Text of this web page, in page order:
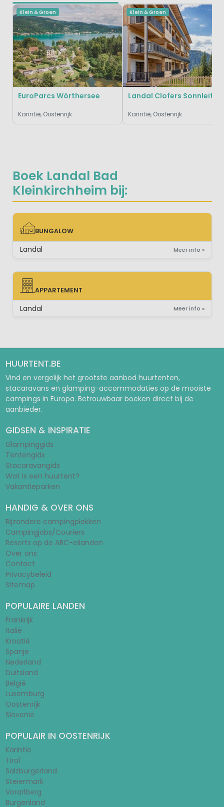
Boek Landal Bad
Kleinkirchheim bij:
BUNGALOW
BUNGALOW
Landal Meer info »
APPARTEMENT
APPARTEMENT
Landal Meer info »
Klein & Groen
EuroParcs Wörthersee
Karintië, Oostenrijk
Klein & Groen
Landal Clofers Sonnleitn
Karintië, Oostenrijk
HUURTENT.BE
Vind en vergelijk het grootste aanbod huurtenten,
stacaravans en glamping-accommodaties op de mooiste
campings in Europa. Betrouwbaar boeken direct bij de
aanbieder.
GIDSEN & INSPIRATIE
Glampinggids
Tentengids
Stacaravangids
Wat is een huurtent?
Vakantieparken
HANDIG & OVER ONS
Bijzondere campingplekken
Campingjobs/Couriers
Resorts op de ABC-eilanden
Over ons
Contact
Privacybeleid
Sitemap
POPULAIRE LANDEN
Frankrijk
Italië
Kroatië
Spanje
Nederland
Duitsland
België
Luxemburg
Oostenrijk
Slovenië
POPULAIR IN OOSTENRIJK
Karintië
Tirol
Salzburgerland
Steiermark
Vorarlberg
Burgenland